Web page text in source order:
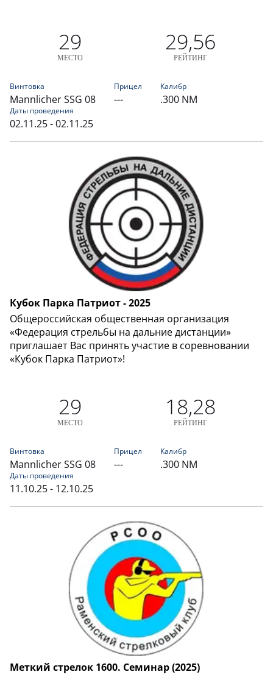
29
МЕСТО
29,56
РЕЙТИНГ
Винтовка
Mannlicher SSG 08
Прицел
---
Калибр
.300 NM
Даты проведения
02.11.25 - 02.11.25
Кубок Парка Патриот - 2025
Общероссийская общественная организация
«Федерация стрельбы на дальние дистанции»
приглашает Вас принять участие в соревновании
«Кубок Парка Патриот»!
29
МЕСТО
18,28
РЕЙТИНГ
Винтовка
Mannlicher SSG 08
Прицел
---
Калибр
.300 NM
Даты проведения
11.10.25 - 12.10.25
Меткий стрелок 1600. Семинар (2025)